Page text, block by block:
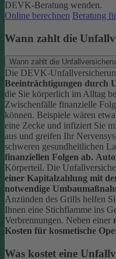
DEVK-Beratung wenden.
Online berechnen Beratung
Wann zahlt die
Wann zahlt die
Die DEVK-
Beeinträchtigungen durch
die Sie körperlich im Alltag
Zwischenfälle finanzielle
können. Beispiele wären
eine Zecke und infiziert Sie
aus und greifen Ihr
schweren gesundheitlichen
finanziellen Folgen ab.
Körperteil. Die
einer Kapitalzahlung mit
notwendige
Anzünden des Grills helfen
Ihnen eine Stichflamme ins
Verbrennungen. Neben einer
Kosten für kosmetische
Was kostet eine